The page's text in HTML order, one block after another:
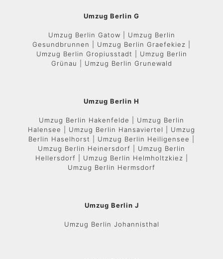
Umzug Berlin G
Umzug Berlin Gatow | Umzug Berlin
Gesundbrunnen | Umzug Berlin Graefekiez |
Umzug Berlin Gropiusstadt | Umzug Berlin
Grünau | Umzug Berlin Grunewald
Umzug Berlin H
Umzug Berlin Hakenfelde | Umzug Berlin
Halensee | Umzug Berlin Hansaviertel | Umzug
Berlin Haselhorst | Umzug Berlin Heiligensee |
Umzug Berlin Heinersdorf | Umzug Berlin
Hellersdorf | Umzug Berlin Helmholtzkiez |
Umzug Berlin Hermsdorf
Umzug Berlin J
Umzug Berlin Johannisthal